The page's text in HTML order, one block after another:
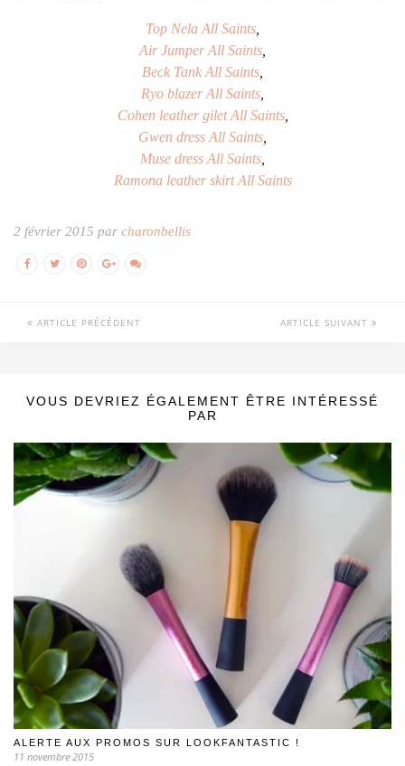
Top Nela All Saints
Air Jumper All Saints
Beck Tank All Saints
Ryo blazer All Saints
Cohen leather gilet All Saints,
Gwen dress All Saints
Muse dress All Saints
Ramona leather skirt All Saints
2 février 2015 par charonbellis
ARTICLE PRÉCÉDENT ARTICLE SUIVANT
VOUS DEVRIEZ ÉGALEMENT ÊTRE INTÉRESSÉ
PAR
ALERTE AUX PROMOS SUR LOOKFANTASTIC !
11 novembre 2015